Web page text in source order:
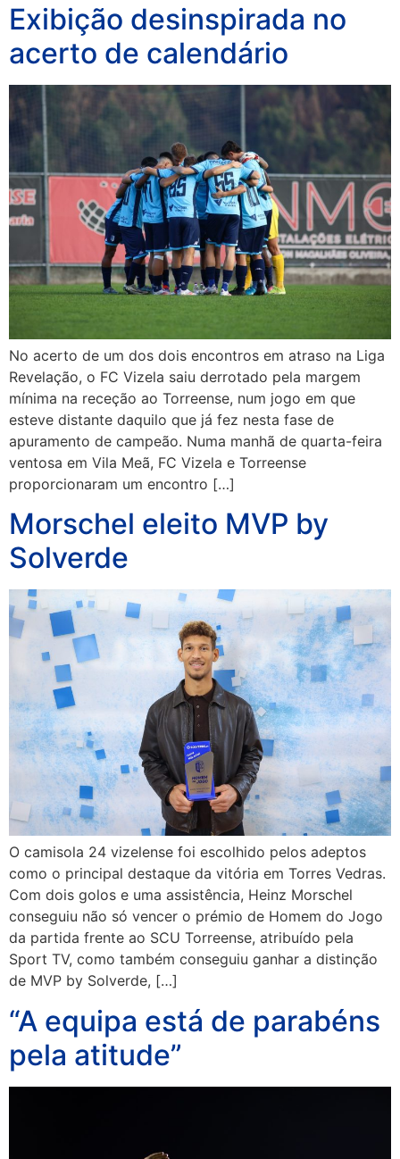
Exibição desinspirada no
acerto de calendário
No acerto de um dos dois encontros em atraso na Liga
Revelação, o FC Vizela saiu derrotado pela margem
mínima na receção ao Torreense, num jogo em que
esteve distante daquilo que já fez nesta fase de
apuramento de campeão. Numa manhã de quarta-feira
ventosa em Vila Meã, FC Vizela e Torreense
proporcionaram um encontro […]
Morschel eleito MVP by
Solverde
O camisola 24 vizelense foi escolhido pelos adeptos
como o principal destaque da vitória em Torres Vedras.
Com dois golos e uma assistência, Heinz Morschel
conseguiu não só vencer o prémio de Homem do Jogo
da partida frente ao SCU Torreense, atribuído pela
Sport TV, como também conseguiu ganhar a distinção
de MVP by Solverde, […]
“A equipa está de parabéns
pela atitude”